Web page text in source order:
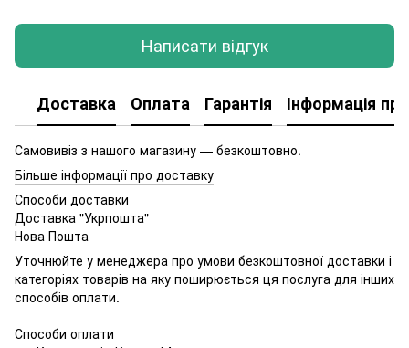
Написати відгук
Доставка Оплата Гарантія Інформація
Самовивіз з нашого магазину — безкоштовно.
Більше інформації про доставку
Способи доставки
Доставка "Укрпошта"
Нова Пошта
Уточнюйте у менеджера про умови безкоштовної доставки і
категоріях товарів на яку поширюється ця послуга для інших
способів оплати.
Способи оплати